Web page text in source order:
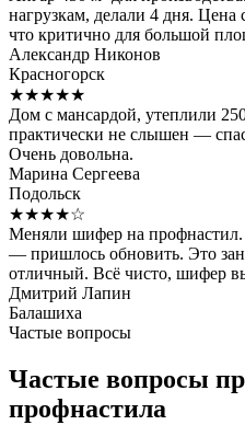
нагрузкам, делали 4 дня.
что критично для большой
Александр Никонов
Красногорск
★★★★★
Дом с мансардой, утеплили
практически не слышен —
Очень довольна.
Марина Сергеева
Подольск
★★★★☆
Меняли шифер на профнастил.
— пришлось обновить. Это
отличный. Всё чисто, шифер
Дмитрий Лапин
Балашиха
Частые вопросы
Частые вопросы
профнастила